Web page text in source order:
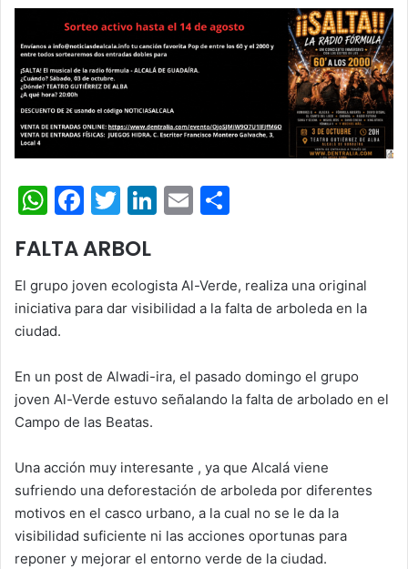
W
at
s
A
p
p
F
c
e
b
o
k
T
itt
er
Li
e
dI
E
l
p
ar
FALTA ARBOL
El grupo joven ecologista Al-Verde, realiza una original
iniciativa para dar visibilidad a la falta de arboleda en la
ciudad.
En un post de Alwadi-ira, el pasado domingo el grupo
joven Al-Verde estuvo señalando la falta de arbolado en el
Campo de las Beatas.
Una acción muy interesante , ya que Alcalá viene
sufriendo una deforestación de arboleda por diferentes
motivos en el casco urbano, a la cual no se le da la
visibilidad suficiente ni las acciones oportunas para
reponer y mejorar el entorno verde de la ciudad.